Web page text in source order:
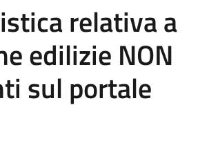
relativa a
edilizie NON
sul portale